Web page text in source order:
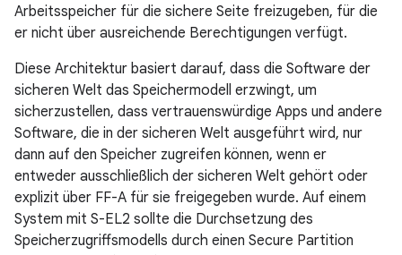
Arbeitsspeicher für die sichere Seite freizugeben, für die
er nicht über ausreichende Berechtigungen verfügt.
Diese Architektur basiert darauf, dass die Software der
sicheren Welt das Speichermodell erzwingt, um
sicherzustellen, dass vertrauenswürdige Apps und andere
Software, die in der sicheren Welt ausgeführt wird, nur
dann auf den Speicher zugreifen können, wenn er
entweder ausschließlich der sicheren Welt gehört oder
explizit über FF-A für sie freigegeben wurde. Auf einem
System mit S-EL2 sollte die Durchsetzung des
Speicherzugriffsmodells durch einen Secure Partition